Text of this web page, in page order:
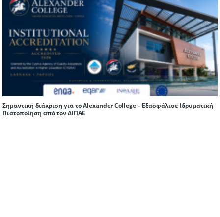
Σημαντική διάκριση για το Alexander College – Εξασφάλισε Ιδρυματική
Πιστοποίηση από τον ΔΙΠΑΕ